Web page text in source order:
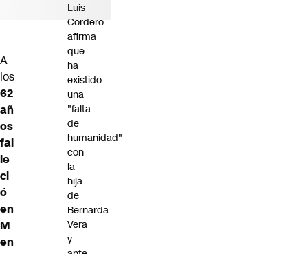
A
los
62
añ
os
fal
le
ci
ó
en
M
en
Luis
Cordero
afirma
que
ha
existido
una
"falta
de
humanidad"
con
la
hija
de
Bernarda
Vera
y